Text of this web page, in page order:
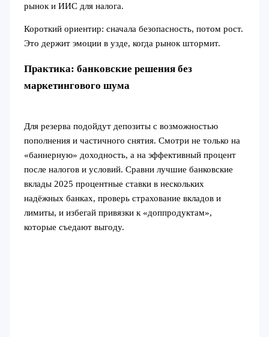
рынок и ИИС для налога.
Короткий ориентир: сначала безопасность, потом рост.
Это держит эмоции в узде, когда рынок штормит.
Практика: банковские решения без
маркетингового шума
Для резерва подойдут депозиты с возможностью
пополнения и частичного снятия. Смотри не только на
«баннерную» доходность, а на эффективный процент
после налогов и условий. Сравни лучшие банковские
вклады 2025 процентные ставки в нескольких
надёжных банках, проверь страхование вкладов и
лимиты, и избегай привязки к «доппродуктам»,
которые съедают выгоду.